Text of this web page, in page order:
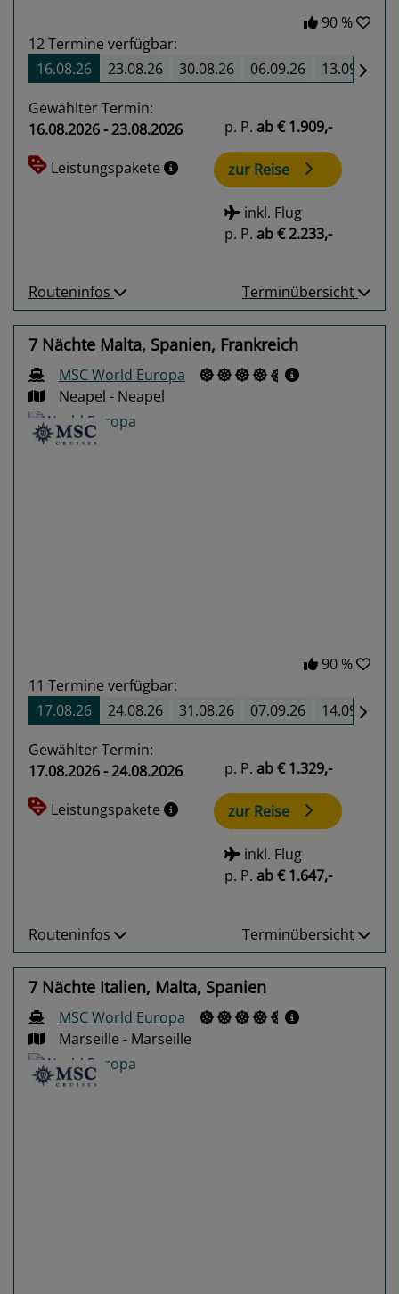
90 %
12Termine verfügbar:
16.08.26
23.08.26 30.08.26 06.09.26 13.09.26
Gewählter Termin:
16.08.2026 - 23.08.2026
Leistungspakete
p. P. ab€ 1.909,-
zur Reise
inkl. Flug
p. P. ab€ 2.233,-
Routeninfos Terminübersicht
7 Nächte Malta, Spanien, Frankreich
MSC World Europa
Neapel - Neapel
90 %
11 Termine verfügbar:
17.08.26
24.08.26 31.08.26 07.09.26 14.09.26
Gewählter Termin:
17.08.2026 - 24.08.2026
Leistungspakete
p. P. ab€ 1.329,-
zur Reise
inkl. Flug
p. P. ab€ 1.647,-
Routeninfos Terminübersicht
7 Nächte Italien, Malta, Spanien
MSC World Europa
Marseille - Marseille